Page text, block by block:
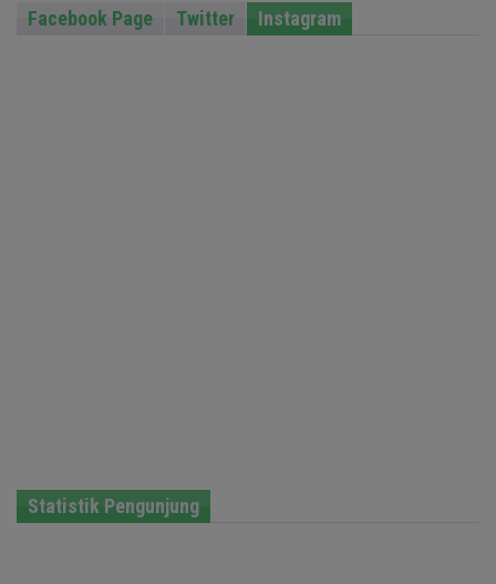
Facebook Page Twitter Instagram
Statistik Pengunjung